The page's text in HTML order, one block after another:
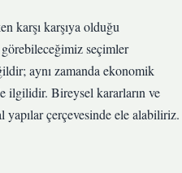
karşı karşıya olduğu
görebileceğimiz seçimler
aynı zamanda ekonomik
ilgilidir. Bireysel kararların ve
çerçevesinde ele alabiliriz.